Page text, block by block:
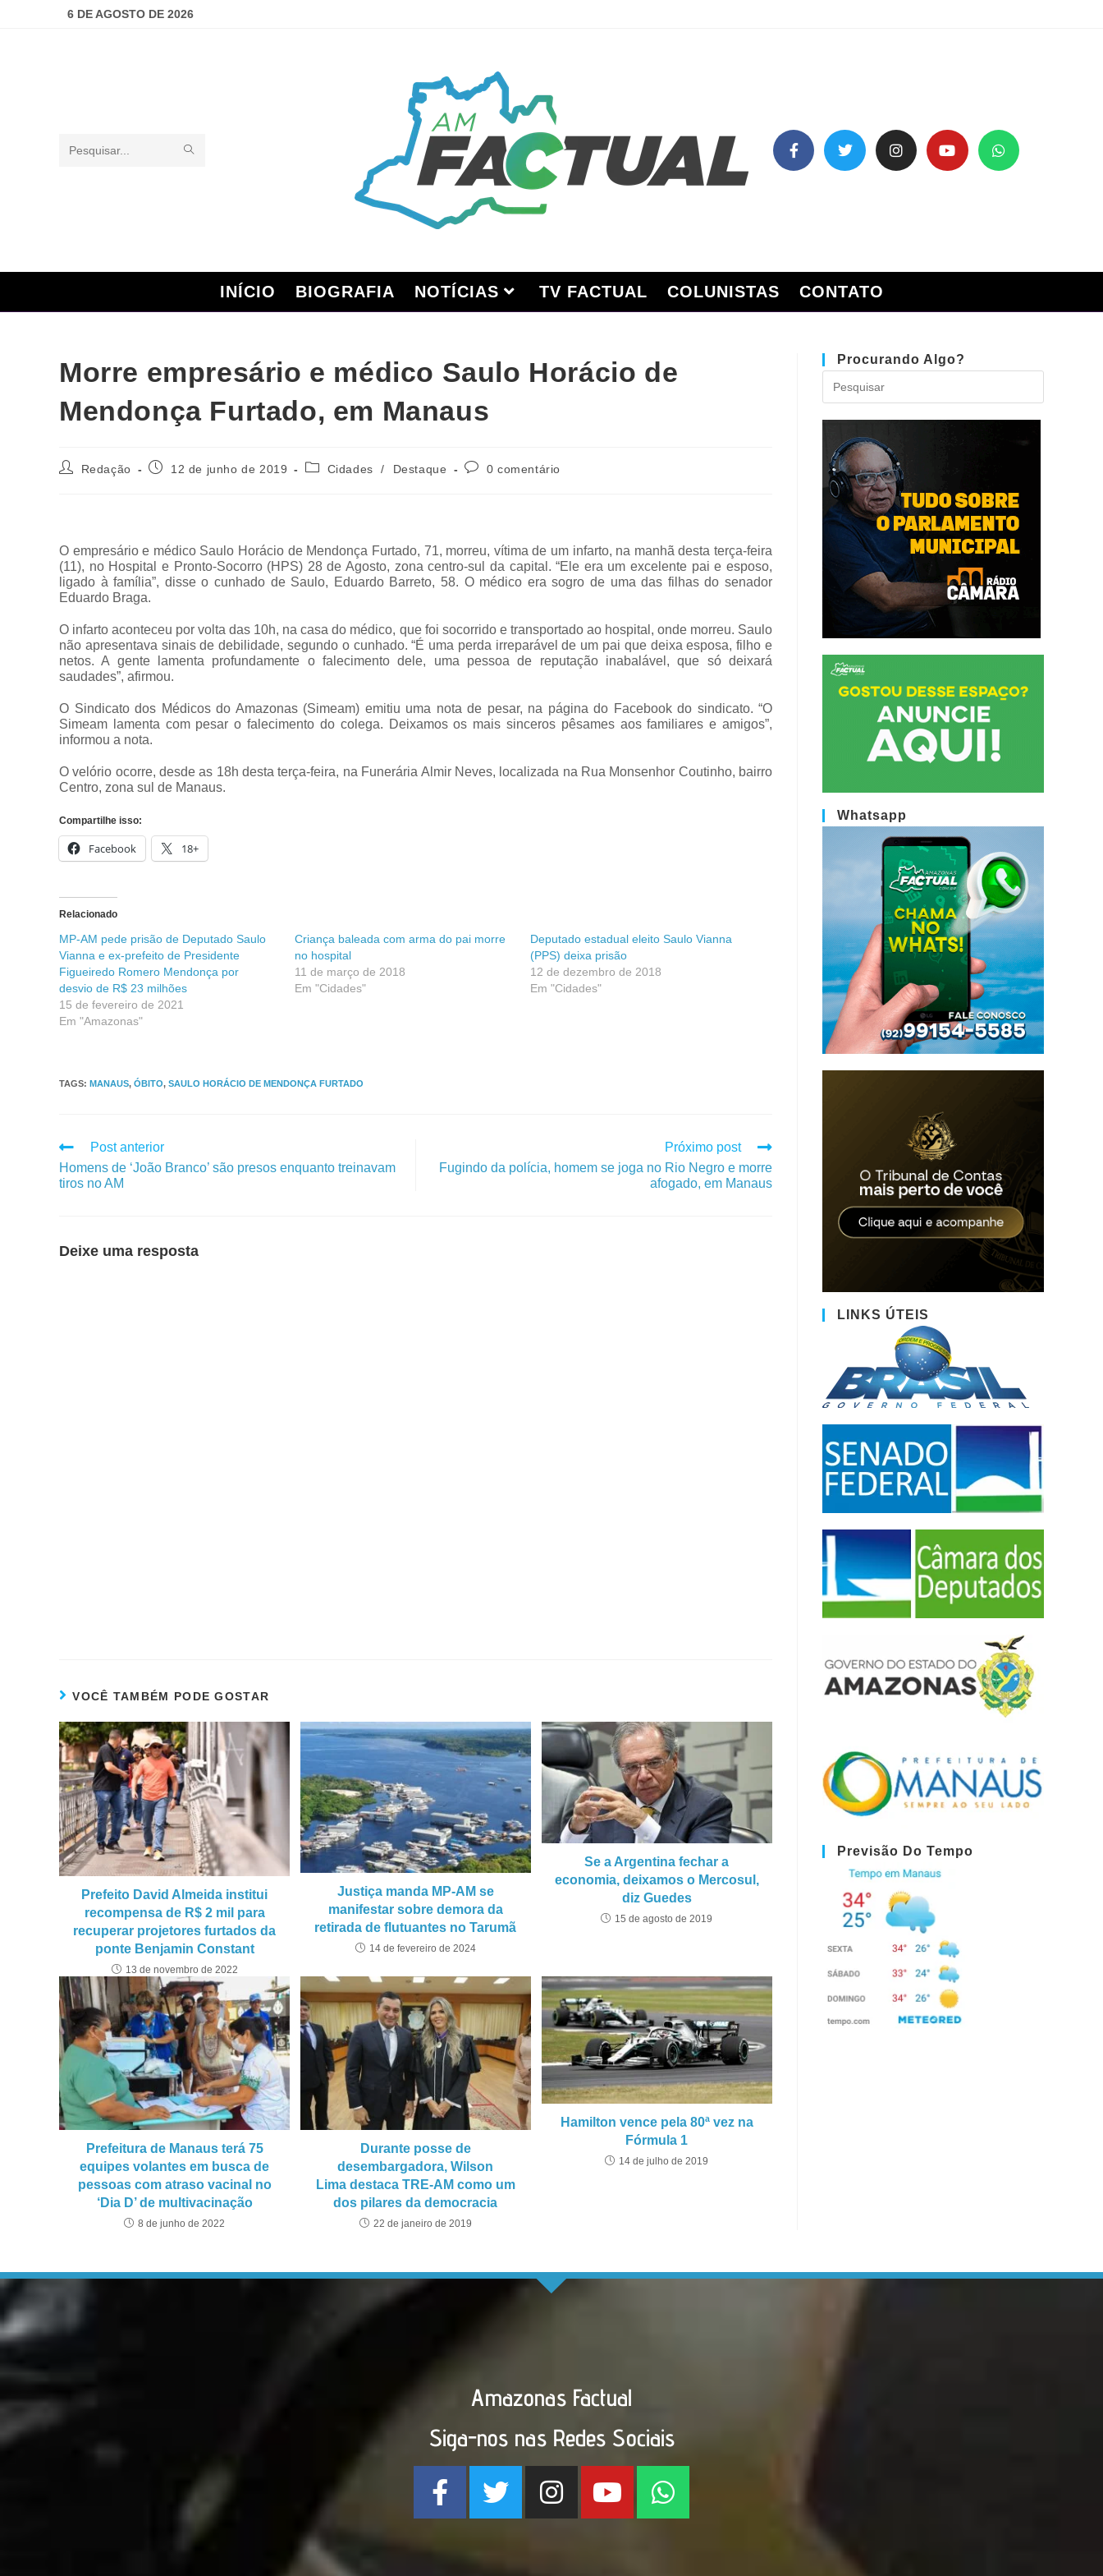
6 DE AGOSTO DE 2026
Pesquisar
INÍCIO BIOGRAFIA NOTÍCIAS TV FACTUAL COLUNISTAS CONTATO
Morre empresário e médico Saulo Horácio de
Mendonça Furtado, em Manaus
Redação 12 de junho de 2019 Cidades / Destaque 0 comentário
O empresário e médico Saulo Horácio de Mendonça Furtado, 71, morreu, vítima de um infarto, na manhã desta terça-feira
(11), no Hospital e Pronto-Socorro (HPS) 28 de Agosto, zona centro-sul da capital. “Ele era um excelente pai e esposo,
ligado à família”, disse o cunhado de Saulo, Eduardo Barreto, 58. O médico era sogro de uma das filhas do senador
Eduardo Braga.
O infarto aconteceu por volta das 10h, na casa do médico, que foi socorrido e transportado ao hospital, onde morreu. Saulo
não apresentava sinais de debilidade, segundo o cunhado. “É uma perda irreparável de um pai que deixa esposa, filho e
netos. A gente lamenta profundamente o falecimento dele, uma pessoa de reputação inabalável, que só deixará
saudades”, afirmou.
O Sindicato dos Médicos do Amazonas (Simeam) emitiu uma nota de pesar, na página do Facebook do sindicato. “O
Simeam lamenta com pesar o falecimento do colega. Deixamos os mais sinceros pêsames aos familiares e amigos”,
informou a nota.
O velório ocorre, desde as 18h desta terça-feira, na Funerária Almir Neves, localizada na Rua Monsenhor Coutinho, bairro
Centro, zona sul de Manaus.
Compartilhe isso:
Facebook 18+
Relacionado
MP-AM pede prisão de Deputado Saulo
Vianna e ex-prefeito de Presidente
Figueiredo Romero Mendonça por
desvio de R$ 23 milhões
15 de fevereiro de 2021
Em "Amazonas"
Criança baleada com arma do pai morre
no hospital
11 de março de 2018
Em "Cidades"
Deputado estadual eleito Saulo Vianna
(PPS) deixa prisão
12 de dezembro de 2018
Em "Cidades"
TAGS: MANAUS, ÓBITO, SAULO HORÁCIO DE MENDONÇA FURTADO
Post anterior
Homens de ‘João Branco’ são presos enquanto treinavam
tiros no AM
Próximo post
Fugindo da polícia, homem se joga no Rio Negro e morre
afogado, em Manaus
Deixe uma resposta
VOCÊ TAMBÉM PODE GOSTAR
Prefeito David Almeida institui
recompensa de R$ 2 mil para
recuperar projetores furtados da
ponte Benjamin Constant
13 de novembro de 2022
Justiça manda MP-AM se
manifestar sobre demora da
retirada de flutuantes no Tarumã
14 de fevereiro de 2024
Se a Argentina fechar a
economia, deixamos o Mercosul,
diz Guedes
15 de agosto de 2019
Prefeitura de Manaus terá 75
equipes volantes em busca de
pessoas com atraso vacinal no
‘Dia D’ de multivacinação
8 de junho de 2022
Durante posse de
desembargadora, Wilson
Lima destaca TRE-AM como um
dos pilares da democracia
22 de janeiro de 2019
Hamilton vence pela 80ª vez na
Fórmula 1
14 de julho de 2019
Procurando Algo?
Whatsapp
LINKS ÚTEIS
Previsão Do Tempo
Amazonas Factual
Siga-nos nas Redes Sociais